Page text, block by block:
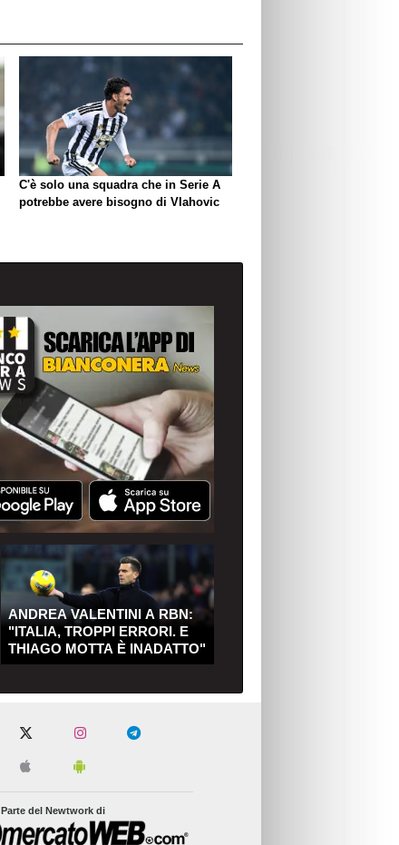
C'è solo una squadra che in Serie A
potrebbe avere bisogno di Vlahovic
ANDREA VALENTINI A RBN:
"ITALIA, TROPPI ERRORI. E
THIAGO MOTTA È INADATTO"
Parte del Newtwork di